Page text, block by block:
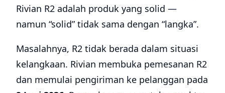
Rivian R2 adalah produk yang solid —
namun “solid” tidak sama dengan “langka”.
Masalahnya, R2 tidak berada dalam situasi
kelangkaan. Rivian membuka pemesanan R2
dan memulai pengiriman ke pelanggan pada